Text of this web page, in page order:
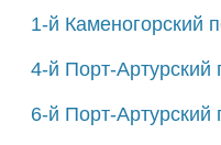
1-й Каменогорский
4-й Порт-Артурский
6-й Порт-Артурский